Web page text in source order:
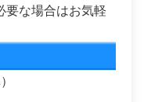
要な場合はお気軽